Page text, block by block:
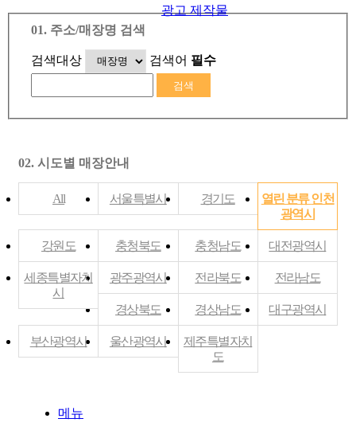
광고 제작물
메뉴
01. 주소/매장명 검색
검색대상 검색어 필수
02. 시도별 매장안내
All 서울특별시 경기도 열린 분류인천
광역시
강원도 충청북도 충청남도 대전광역시
세종특별자치
시
광주광역시 전라북도 전라남도
경상북도 경상남도 대구광역시
부산광역시 울산광역시
제주특별자치
도